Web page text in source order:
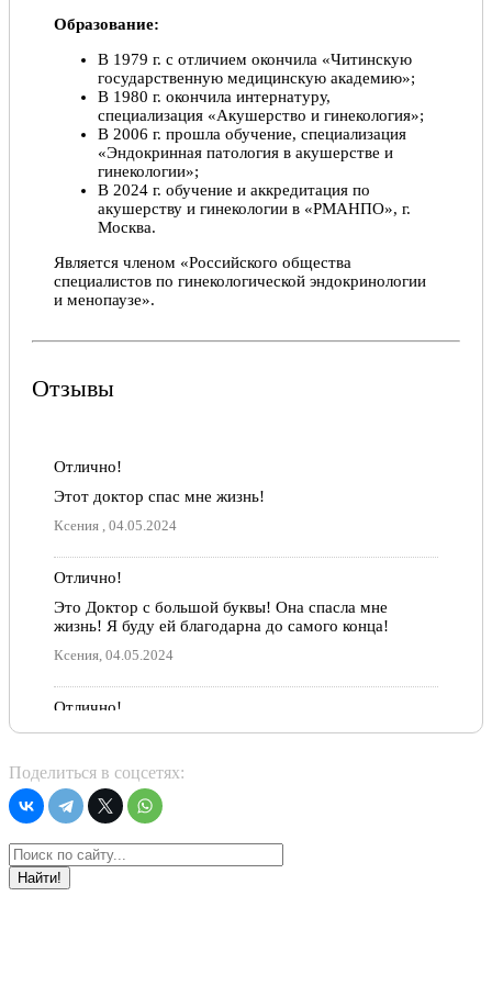
Образование:
В 1979 г. с отличием окончила «Читинскую
государственную медицинскую академию»;
В 1980 г. окончила интернатуру,
специализация «Акушерство и гинекология»;
В 2006 г. прошла обучение, специализация
«Эндокринная патология в акушерстве и
гинекологии»;
В 2024 г. обучение и аккредитация по
акушерству и гинекологии в «РМАНПО», г.
Москва.
Является членом «Российского общества
специалистов по гинекологической эндокринологии
и менопаузе».
Отзывы
Отлично!
Этот доктор спас мне жизнь!
Ксения , 04.05.2024
Отлично!
Это Доктор с большой буквы! Она спасла мне
жизнь! Я буду ей благодарна до самого конца!
Ксения, 04.05.2024
Отлично!
Отличный специалист, очень внимательный,
рекомендую
Екатерина Харина, 16.05.2021
Отлично!
Лучший врач которого я встречала! Внимательная
Поделиться в соцсетях:
Найти!